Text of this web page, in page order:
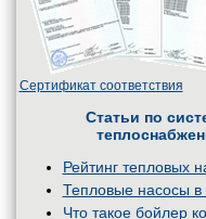
Сертификат соответствия
Статьи по
Рейтинг тепловых
Тепловые насосы в
Что такое бойлер